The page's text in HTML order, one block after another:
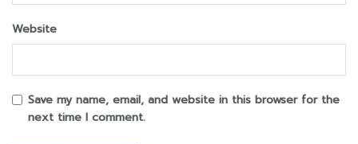
Website
Save my name, email, and website in this browser for the
next time I comment.